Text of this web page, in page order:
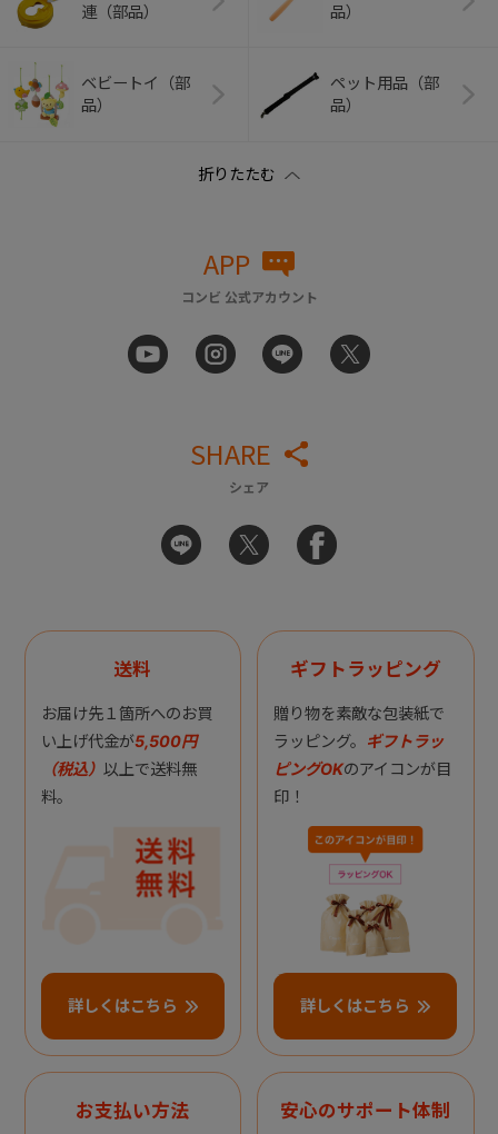
連（部品）
品）
ベビートイ（部
品）
ペット用品（部
品）
APP
コンビ 公式アカウント
SHARE
シェア
送料
お届け先１箇所へのお買
い上げ代金が5,500円
（税込） 以上で送料無
料。
詳しくはこちら
ギフトラッピング
贈り物を素敵な包装紙で
ラッピング。 ギフトラッ
ピングOKのアイコンが目
印！
詳しくはこちら
お支払い方法 安心のサポート体制